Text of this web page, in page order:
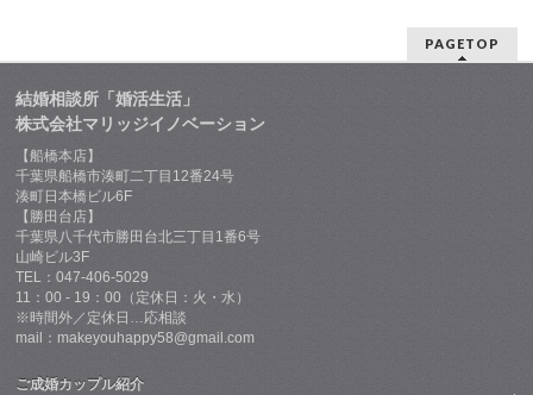
PAGETOP
結婚相談所「婚活生活」
株式会社マリッジイノベーション
【船橋本店】
千葉県船橋市湊町二丁目12番24号
湊町日本橋ビル6F
【勝田台店】
千葉県八千代市勝田台北三丁目1番6号
山崎ビル3F
TEL：047-406-5029
11：00 - 19：00（定休日：火・水）
※時間外／定休日…応相談
mail：makeyouhappy58@gmail.com
ご成婚カップル紹介